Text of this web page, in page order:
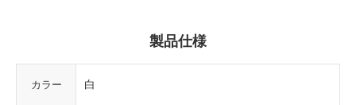
製品仕様
カラー 白